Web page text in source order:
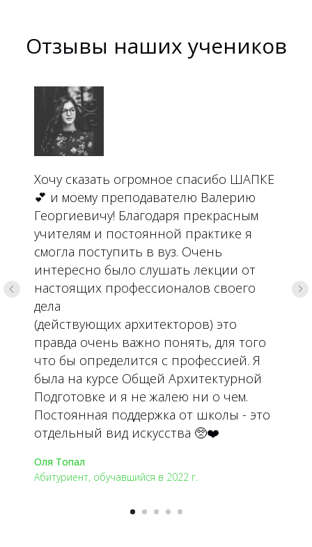
Отзывы наших учеников
Хочу сказать огромное спасибо ШАПКЕ
💕 и моему преподавателю Валерию
Георгиевичу! Благодаря прекрасным
учителям и постоянной практике я
смогла поступить в вуз. Очень
интересно было слушать лекции от
настоящих профессионалов своего
дела
(действующих архитекторов) это
правда очень важно понять, для того
что бы определится с профессией. Я
была на курсе Общей Архитектурной
Подготовке и я не жалею ни о чем.
Постоянная поддержка от школы - это
отдельный вид искусства 🥺❤️
Оля Топал
Абитуриент, обучавшийся в 2022 г.